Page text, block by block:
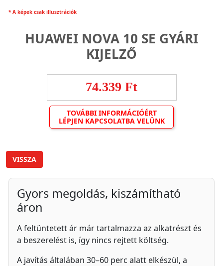
* A képek csak illusztrációk
HUAWEI NOVA 10 SE GYÁRI
KIJELZŐ
74.339 Ft
TOVÁBBI INFORMÁCIÓÉRT
LÉPJEN KAPCSOLATBA VELÜNK
VISSZA
Gyors megoldás, kiszámítható
áron
A feltüntetett ár már tartalmazza az alkatrészt és
a beszerelést is, így nincs rejtett költség.
A javítás általában 30–60 perc alatt elkészül, a